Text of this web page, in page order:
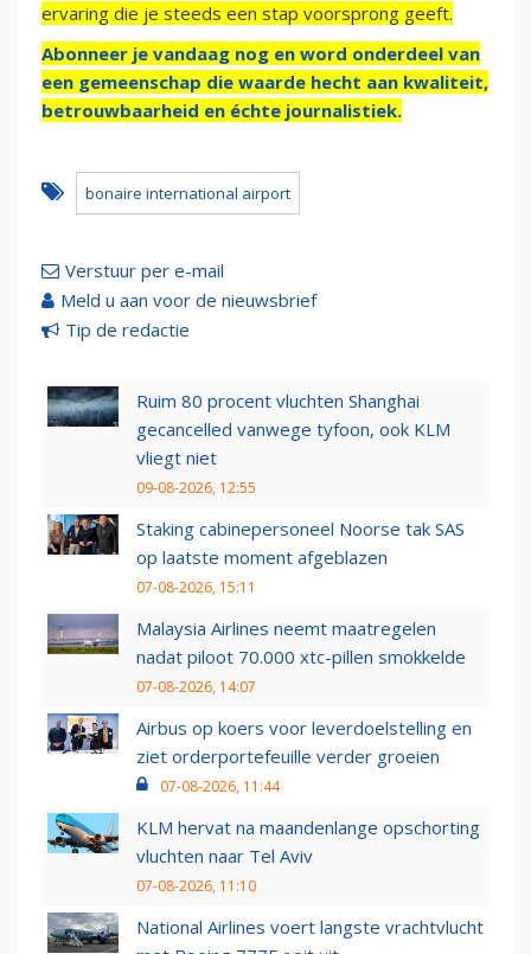
ervaring die je steeds een stap voorsprong geeft.
Abonneer je vandaag nog en word onderdeel van
een gemeenschap die waarde hecht aan kwaliteit,
betrouwbaarheid en échte journalistiek.
bonaire international airport
Verstuur per e-mail
Meld u aan voor de nieuwsbrief
Tip de redactie
Ruim 80 procent vluchten Shanghai
gecancelled vanwege tyfoon, ook KLM
vliegt niet
09-08-2026, 12:55
Staking cabinepersoneel Noorse tak SAS
op laatste moment afgeblazen
07-08-2026, 15:11
Malaysia Airlines neemt maatregelen
nadat piloot 70.000 xtc-pillen smokkelde
07-08-2026, 14:07
Airbus op koers voor leverdoelstelling en
ziet orderportefeuille verder groeien
07-08-2026, 11:44
KLM hervat na maandenlange opschorting
vluchten naar Tel Aviv
07-08-2026, 11:10
National Airlines voert langste vrachtvlucht